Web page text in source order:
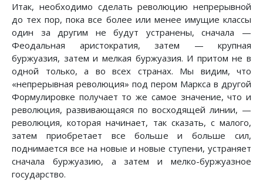
Итак, необходимо сделать революцию непрерывной
до тех пор, пока все более или менее имущие классы
один за другим не будут устранены, сначала —
Феодальная аристократия, затем — крупная
буржуазия, затем и мелкая буржуазия. И притом не в
одной только, а во всех странах. Мы видим, что
«непрерывная революция» под пером Маркса в другой
Формулировке получает то же самое значение, что и
революция, развивающаяся по восходящей линии, —
революция, которая начинает, так сказать, с малого,
затем приобретает все больше и больше сил,
поднимается все на новые и новые ступени, устраняет
сначала буржуазию, а затем и мелко-буржуазное
государство.